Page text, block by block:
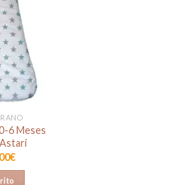
6 Meses
€El